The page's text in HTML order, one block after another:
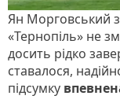
Ян Морговський
«Тернопіль» не
досить рідко
ставалося,
підсумку